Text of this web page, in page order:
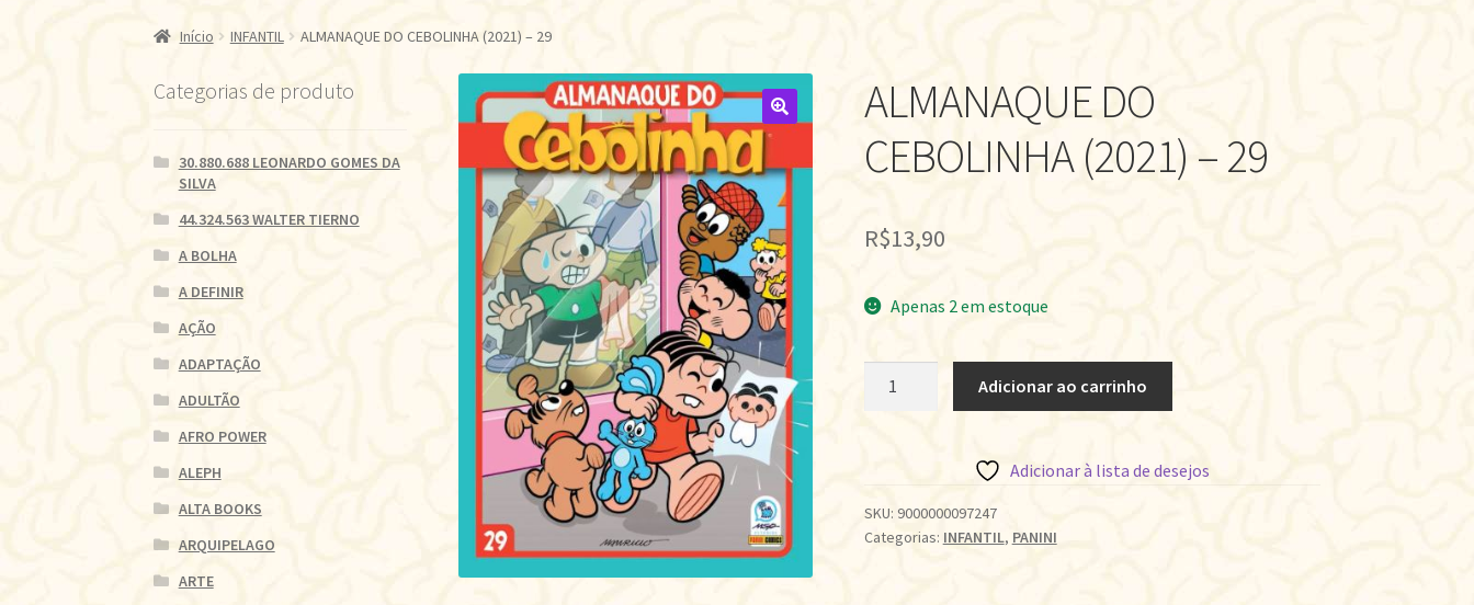
Início INFANTIL ALMANAQUE DO CEBOLINHA (2021) – 29
🔍
ALMANAQUE DO
CEBOLINHA (2021) – 29
R$13,90
Apenas 2 em estoque
29
quantidade
Adicionar ao carrinho
Adicionar à lista de desejos
SKU: 9000000097247
Categorias: INFANTIL, PANINI
Categorias de produto
30.880.688 LEONARDO GOMES DA
SILVA
44.324.563 WALTER TIERNO
A BOLHA
A DEFINIR
AÇÃO
ADAPTAÇÃO
ADULTÃO
AFRO POWER
ALEPH
ALTA BOOKS
ARQUIPELAGO
ARTE